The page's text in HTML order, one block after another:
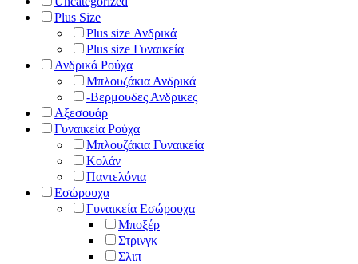
Plus Size
Plus size Ανδρικά
Plus size Γυναικεία
Ανδρικά Ρούχα
Μπλουζάκια Ανδρικά
-Βερμουδες Ανδρικες
Αξεσουάρ
Γυναικεία Ρούχα
Μπλουζάκια Γυναικεία
Κολάν
Παντελόνια
Εσώρουχα
Γυναικεία Εσώρουχα
Μποξέρ
Στρινγκ
Σλιπ